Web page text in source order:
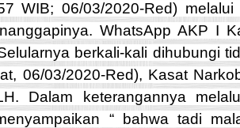
WIB; 06/03/2020-Red)
WhatsApp AKP I
berkali-kali dihubungi
06/03/2020-Red), Kasat
Dalam keterangannya
“ bahwa tadi